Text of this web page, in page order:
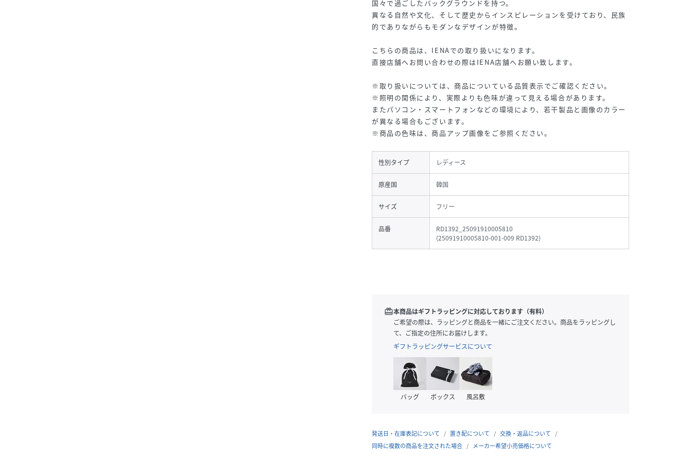
国々で過ごしたバックグラウンドを持つ。
異なる自然や文化、そして歴史からインスピレーションを受けており、民族
的でありながらもモダンなデザインが特徴。
こちらの商品は、IENAでの取り扱いになります。
直接店舗へお問い合わせの際はIENA店舗へお願い致します。
※取り扱いについては、商品についている品質表示でご確認ください。
※照明の関係により、実際よりも色味が違って見える場合があります。
またパソコン・スマートフォンなどの環境により、若干製品と画像のカラー
が異なる場合もございます。
※商品の色味は、商品アップ画像をご参照ください。
性別タイプ レディース
原産国 韓国
サイズ フリー
品番
RD1392_25091910005810
(25091910005810-001-009 RD1392)
redeem本商品はギフトラッピングに対応しております（有料）
ご希望の際は、ラッピングと商品を一緒にご注文ください。商品をラッピングし
て、ご指定の住所にお届けします。
ギフトラッピングサービスについて
バッグ ボックス 風呂敷
発送日・在庫表記について 置き配について
交換・返品について
同時に複数の商品を注文された場合
メーカー希望小売価格について